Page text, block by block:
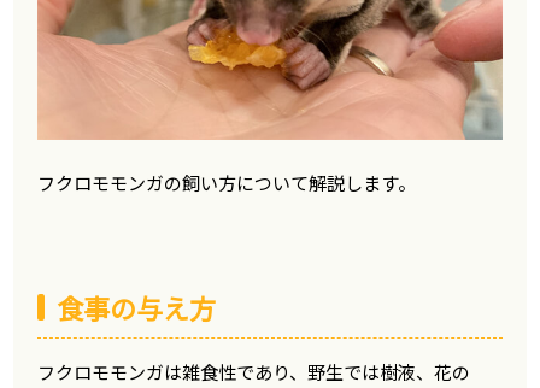
フクロモモンガの飼い方について解説します。
食事の与え方
フクロモモンガは雑食性であり、野生では樹液、花の